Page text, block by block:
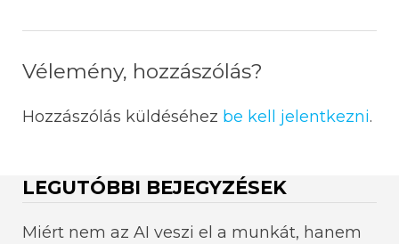
Vélemény, hozzászólás?
Hozzászólás küldéséhez be kell jelentkezni.
LEGUTÓBBI BEJEGYZÉSEK
Miért nem az AI veszi el a munkát, hanem